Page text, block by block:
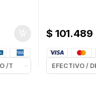
$ 101.489